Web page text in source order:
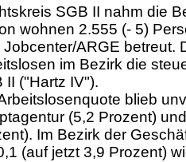
SGB II nahm die
wohnen 2.555 (- 5)
Jobcenter/ARGE betreut.
im Bezirk die
II ("Hartz IV").
blieb
(5,2 Prozent)
Im Bezirk der
(auf jetzt 3,9 Prozent)